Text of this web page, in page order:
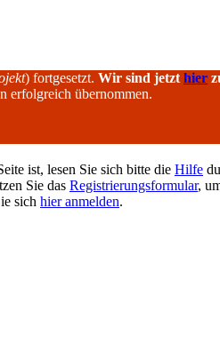
) fortgesetzt. Wir sind jetzt hier
erfolgreich übernommen.
ist, lesen Sie sich bitte die Hilfe
Sie das Registrierungsformular,
sich hier anmelden.